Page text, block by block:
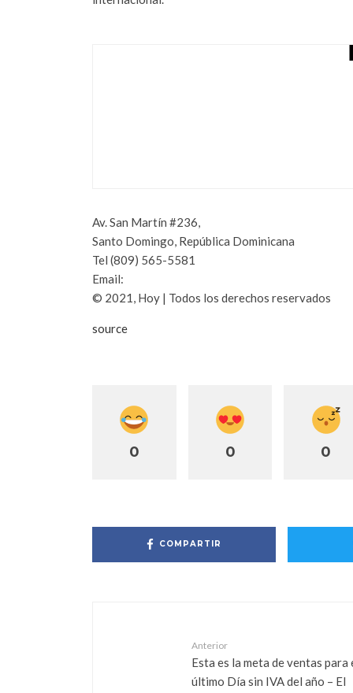
Av. San Martín #236,
Santo Domingo, República Dominicana
Tel (809) 565-5581
Email:
© 2021, Hoy | Todos los derechos reservados
source
0 0 0
COMPARTIR
Anterior
Esta es la meta de ventas para
último Día sin IVA del año – El